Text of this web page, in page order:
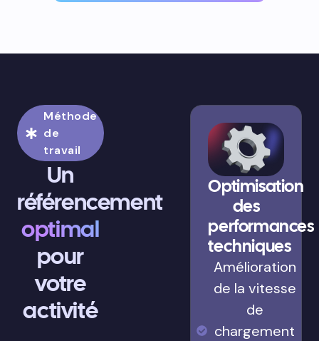
Méthode
de
travail
Un
référencement
optimal
pour
votre
activité
Optimisation
des
performances
techniques
Amélioration
de la vitesse
de
chargement